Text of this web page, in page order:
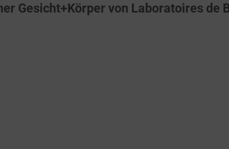
Gesicht+Körper von Laboratoires de